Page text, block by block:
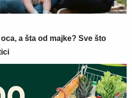
a šta od majke? Sve što